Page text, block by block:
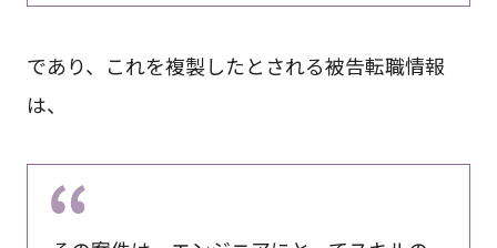
であり、これを複製したとされる被告転職情報
は、